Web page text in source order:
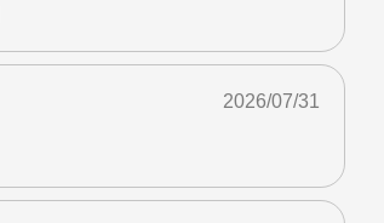
2026/07/31